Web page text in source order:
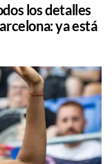
los detalles
ya está